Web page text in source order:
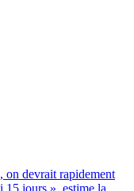
on devrait rapidement
15 jours », estime la